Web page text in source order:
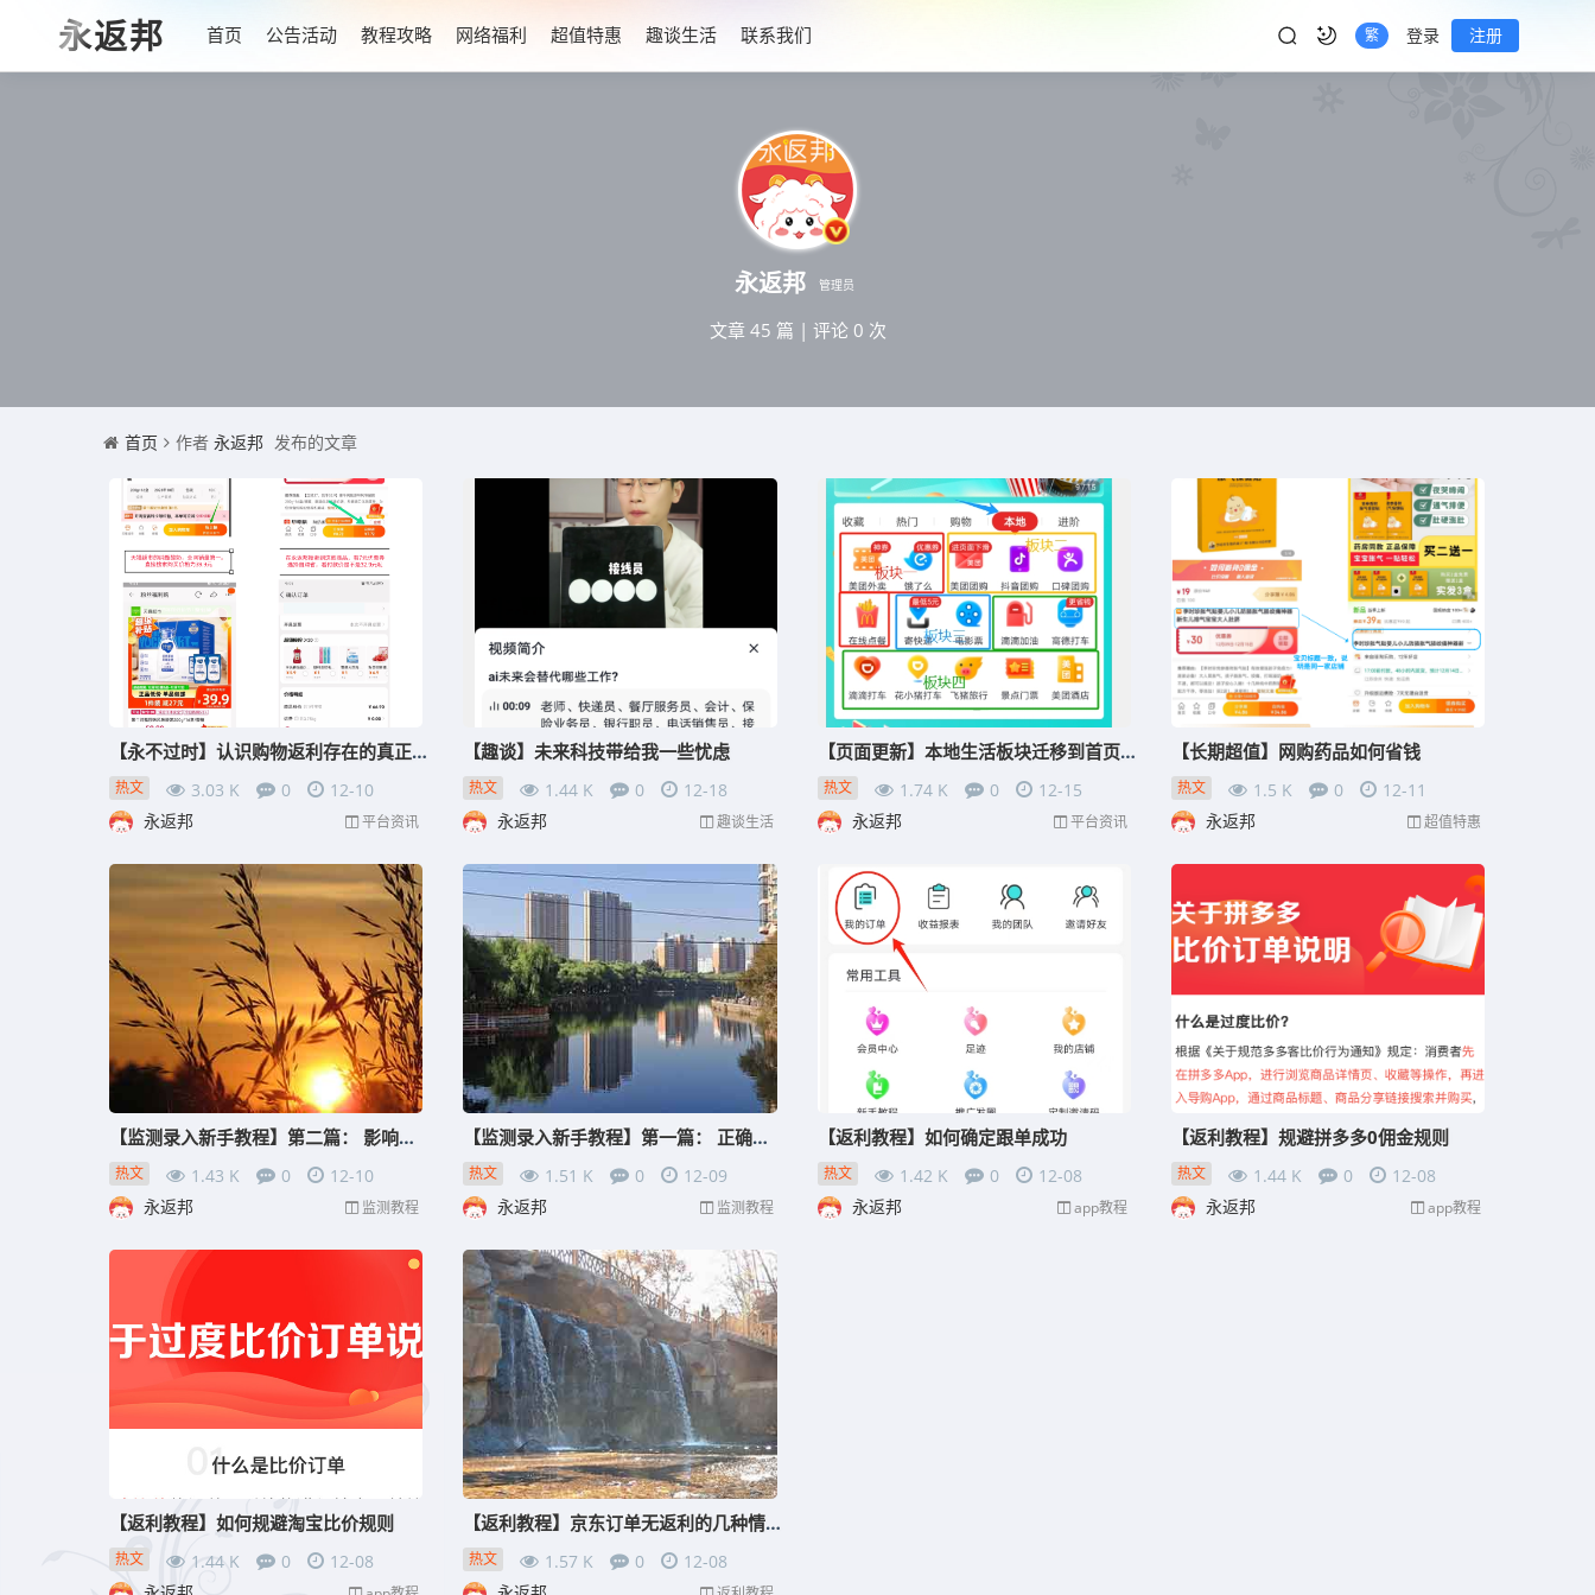
永返邦 首页 公告活动 教程攻略 网络福利 超值特惠 趣谈生活 联系我们 繁 登录 注册
永返邦 管理员
文章 45 篇 | 评论 0 次
首页 作者 永返邦 发布的文章
【永不过时】认识购物返利存在的真正意义
热文 3.03 K 0
12-10
永返邦
平台资讯
【趣谈】未来科技带给我一些忧虑
热文 1.44 K 0
12-18
永返邦
趣谈生活
【页面更新】本地生活板块迁移到首页导航
热文 1.74 K 0
12-15
永返邦
平台资讯
【长期超值】网购药品如何省钱
热文 1.5 K 0
12-11
永返邦
超值特惠
【监测录入新手教程】第二篇： 影响监测收入的因素汇总
热文 1.43 K 0
12-10
永返邦
监测教程
【监测录入新手教程】第一篇： 正确看待监测录入赚钱
热文 1.51 K 0
12-09
永返邦
监测教程
【返利教程】如何确定跟单成功
热文 1.42 K 0
12-08
永返邦
app教程
【返利教程】规避拼多多0佣金规则
热文 1.44 K 0
12-08
永返邦
app教程
【返利教程】如何规避淘宝比价规则
热文 1.44 K 0
12-08
【返利教程】京东订单无返利的几种情况
热文 1.57 K 0
12-08